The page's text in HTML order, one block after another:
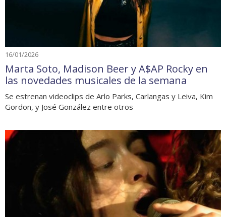
16/01/2026
Marta Soto, Madison Beer y A$AP Rocky en
las novedades musicales de la semana
Se estrenan videoclips de Arlo Parks, Carlangas y Leiva, Kim
Gordon, y José González entre otros